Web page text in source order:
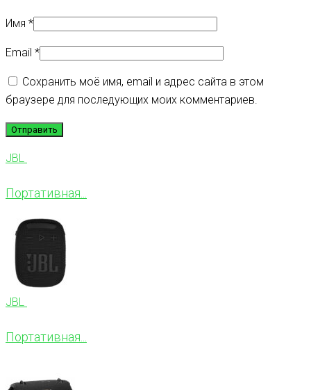
Имя *
Email *
Сохранить моё имя, email и адрес сайта в этом
браузере для последующих моих комментариев.
JBL
Портативная...
JBL
Портативная...